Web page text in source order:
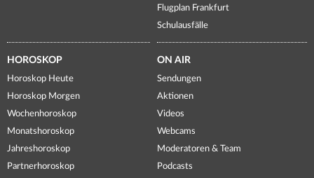
Flugplan Frankfurt
Schulausfälle
HOROSKOP
Horoskop Heute
Horoskop Morgen
Wochenhoroskop
Monatshoroskop
Jahreshoroskop
Partnerhoroskop
ON AIR
Sendungen
Aktionen
Videos
Webcams
Moderatoren & Team
Podcasts